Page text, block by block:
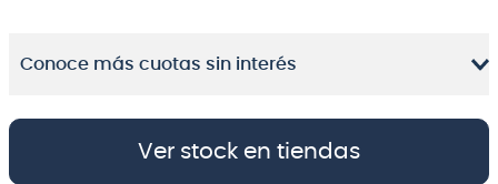
Conoce más cuotas sin interés
Ver stock en tiendas